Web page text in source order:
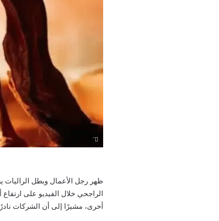
َ
ظهر رجل الأعمال وبطل الراليات
الراجحي خلال الفيديو على
أخرى، مشيرًا إلى أن الشركات